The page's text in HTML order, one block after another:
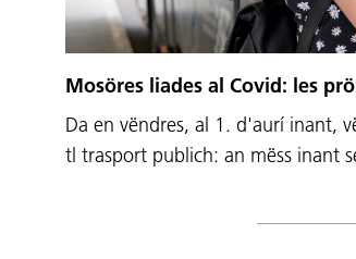
Mosöres liades al Covid: les
Da en vëndres, al 1. d'aurí inant,
tl trasport publich: an mëss inant